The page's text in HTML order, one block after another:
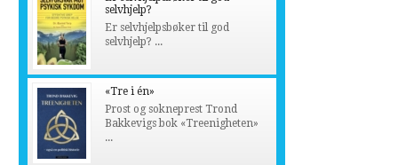
selvhjelp?
Er selvhjelpsbøker til god
selvhjelp? ...
«Tre i én»
Prost og sokneprest Trond
Bakkevigs bok «Treenigheten»
...